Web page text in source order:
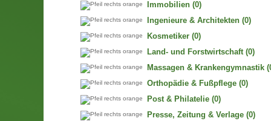
Immobilien (0)
Ingenieure & Architekten (0)
Kosmetiker (0)
Land- und Forstwirtschaft (0)
Massagen & Krankengymnastik
Orthopädie & Fußpflege (0)
Post & Philatelie (0)
Presse, Zeitung & Verlage (0)